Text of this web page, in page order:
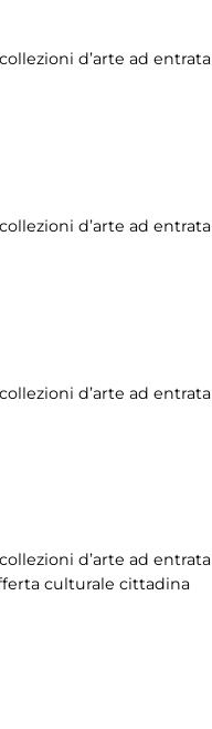
d’arte ad entrata
d’arte ad entrata
d’arte ad entrata
d’arte ad entrata
culturale cittadina